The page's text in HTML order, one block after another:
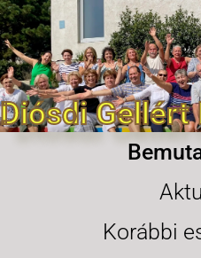
Diósdi Gellért
Korábbi